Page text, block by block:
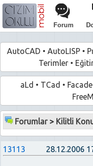
Forum
AutoCAD • AutoLISP •
Terimler •
aLd • TCad •
Forumlar> Kilitli
13113 28.12.2006